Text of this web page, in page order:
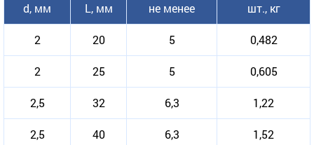
d, мм
L, мм
не менее
шт., кг
2 20 5 0,482
2 25 5 0,605
2,5 32 6,3 1,22
2,5 40 6,3 1,52